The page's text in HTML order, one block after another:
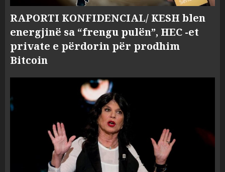
RAPORTI KONFIDENCIAL/ KESH blen
energjinë sa “frengu pulën”, HEC -et
private e përdorin për prodhim
Bitcoin